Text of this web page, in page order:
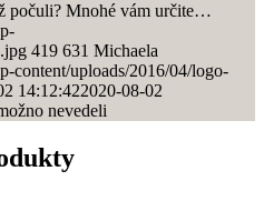
počuli? Mnohé vám určite…
419 631 Michaela
content/uploads/2016/04/logo-
14:12:422020-08-02
nevedeli